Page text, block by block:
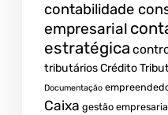
contabilidade
empresarial
estratégica
tributáriosCrédito
Documentação
Caixa gestão